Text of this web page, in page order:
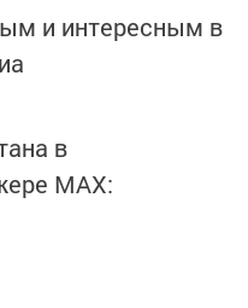
и интересным в
в
MАХ: